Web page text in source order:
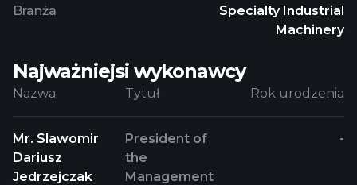
Branża
Specialty Industrial
Machinery
Najważniejsi wykonawcy
Nazwa Tytuł Rok urodzenia
Mr. Slawomir
Dariusz
Jedrzejczak
President of
the
Management
-